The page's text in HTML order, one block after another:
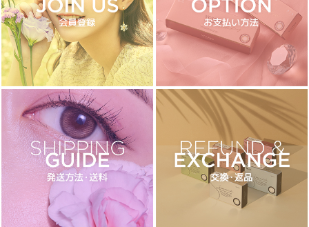
よりどりキット
カラー
ブラウン
チョコ
グレー
ブラック
ヘーゼル
グリーン
ブルー
透明
乱視用
ハロウィンカラコン
ケア用品